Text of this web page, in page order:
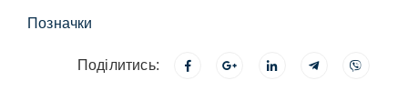
Позначки
Поділитись: